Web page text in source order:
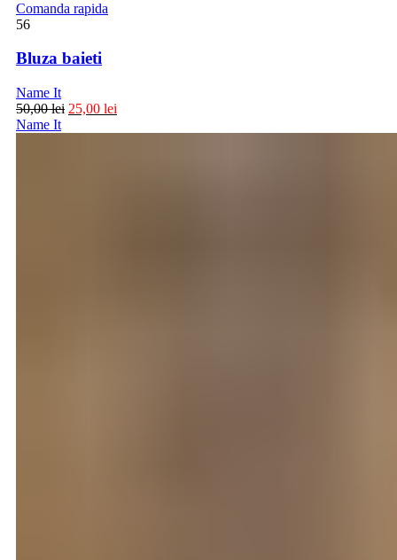
Comanda rapida
56
Bluza baieti
Name It
50,00lei 25,00 lei
Name It